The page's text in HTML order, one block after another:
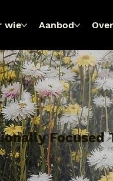
wie Aanbod
Focused